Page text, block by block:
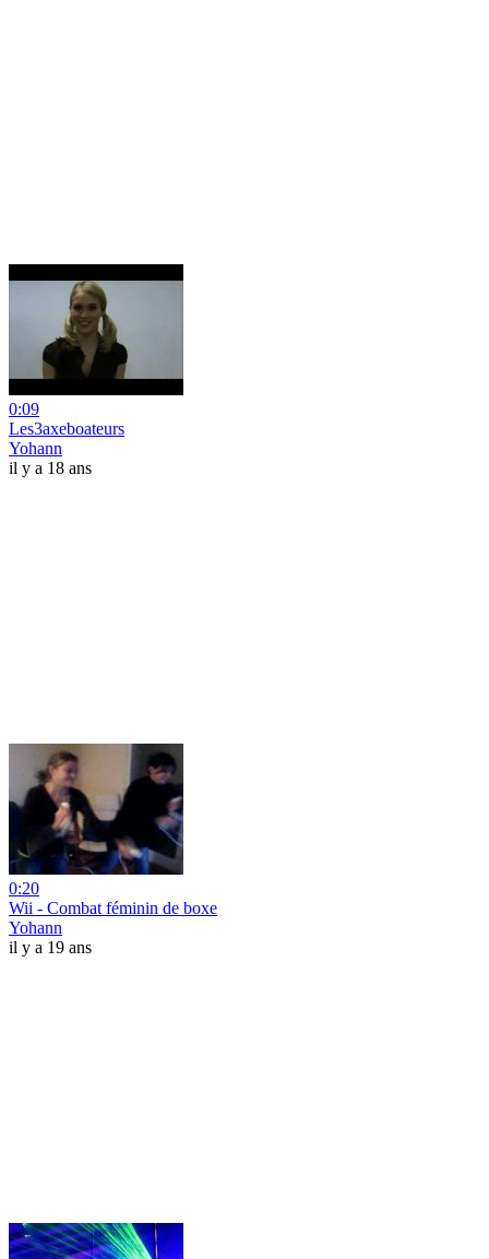
0:09
Les3axeboateurs
Yohann
il y a 18 ans
0:20
Wii - Combat féminin de boxe
Yohann
il y a 19 ans